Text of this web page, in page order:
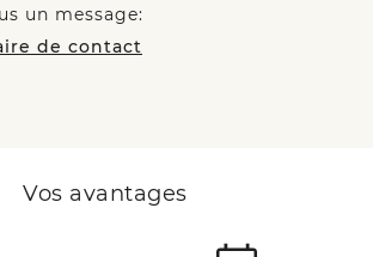
un message:
de contact
Vos avantages